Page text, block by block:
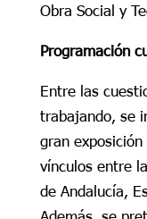
Obra Social y
Programación
Entre las
trabajando, se
gran
vínculos entre
de Andalucía,